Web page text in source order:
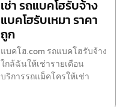
เช่า รถแบคโฮรับจ้าง
แบคโฮรับเหมา ราคา
ถูก
แบคโฮ.com รถแบคโฮรับจ้าง
ใกล้ฉันให้เช่ารายเดือน
บริการรถแม็คโครให้เช่า